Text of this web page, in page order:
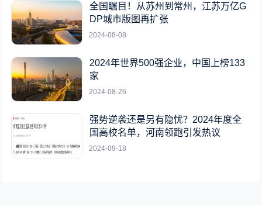
全国瞩目！从苏州到常州，江苏万亿G
DP城市版图再扩张
2024-08-08
2024年世界500强企业，中国上榜133
家
2024-08-26
强势逆袭还是另有隐忧？2024年度全
国高校名单，河南领跑引发热议
2024-09-18